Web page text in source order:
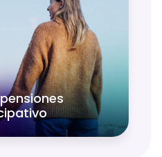
de comenzar a
sin estrés y con
atractivos.